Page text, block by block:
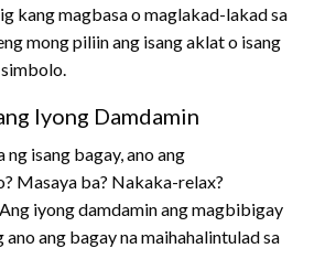
kang magbasa o maglakad-lakad sa
mong piliin ang isang aklat o isang
Iyong Damdamin
isang bagay, ano ang
Masaya ba? Nakaka-relax?
iyong damdamin ang magbibigay
ano ang bagay na maihahalintulad sa